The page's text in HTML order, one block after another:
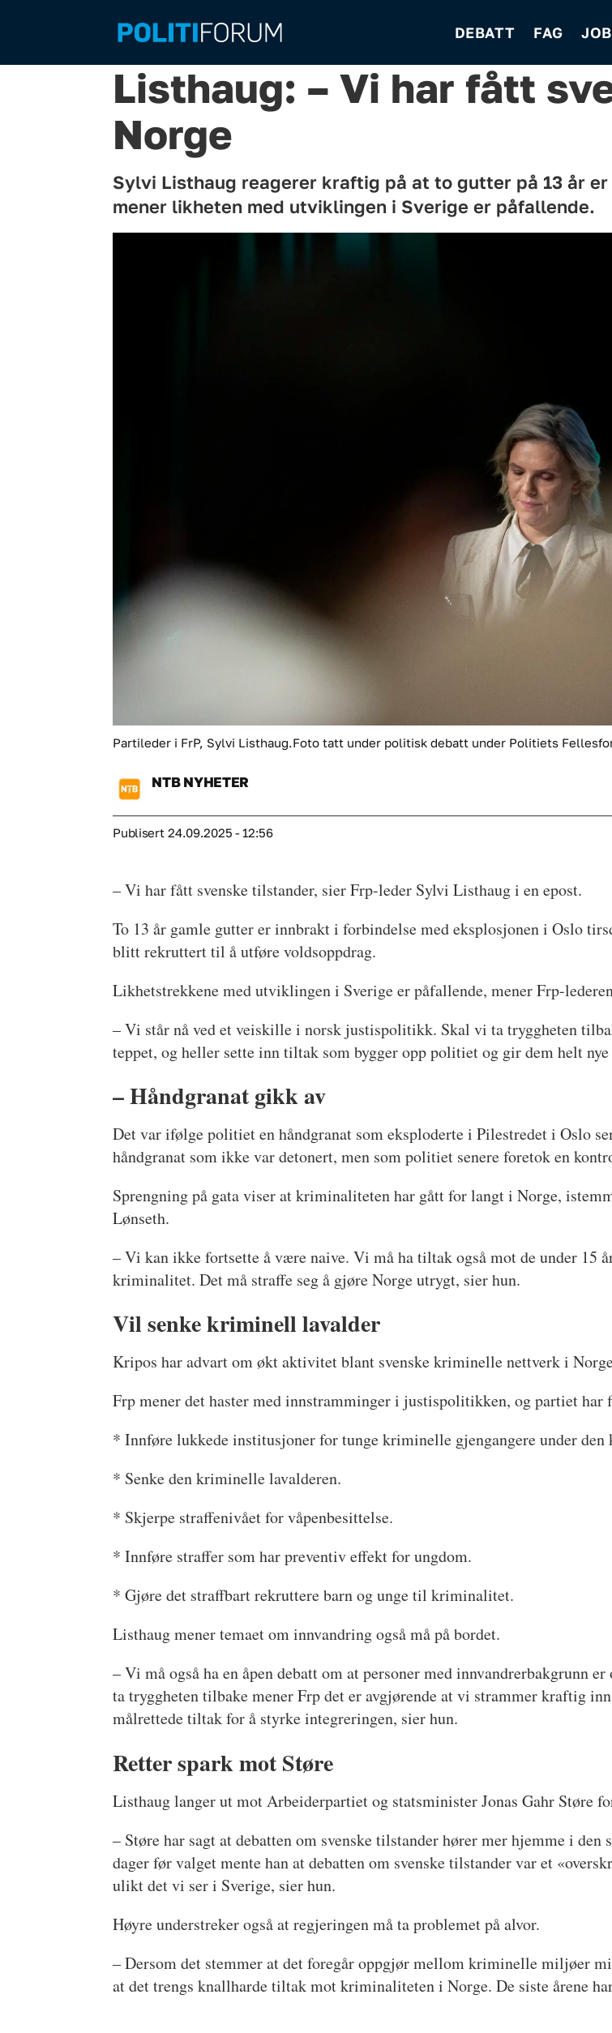
DEBATT FAG
Listhaug: – Vi har fått
Norge
Sylvi Listhaug reagerer kraftig på at to gutter på 13 år
mener likheten med utviklingen i Sverige er påfallende.
Partileder i FrP, Sylvi Listhaug.Foto tatt under politisk debatt under Politiets
NTB NYHETER
Publisert 24.09.2025 - 12:56
– Vi har fått svenske tilstander, sier Frp-leder Sylvi Listhaug i en epost.
To 13 år gamle gutter er innbrakt i forbindelse med eksplosjonen i Oslo
blitt rekruttert til å utføre voldsoppdrag.
Likhetstrekkene med utviklingen i Sverige er påfallende, mener Frp-
– Vi står nå ved et veiskille i norsk justispolitikk. Skal vi ta tryggheten
teppet, og heller sette inn tiltak som bygger opp politiet og gir dem helt
– Håndgranat gikk av
Det var ifølge politiet en håndgranat som eksploderte i Pilestredet i Oslo
håndgranat som ikke var detonert, men som politiet senere foretok en
Sprengning på gata viser at kriminaliteten har gått for langt i Norge,
Lønseth.
– Vi kan ikke fortsette å være naive. Vi må ha tiltak også mot de under 15
kriminalitet. Det må straffe seg å gjøre Norge utrygt, sier hun.
Vil senke kriminell lavalder
Kripos har advart om økt aktivitet blant svenske kriminelle nettverk i
Frp mener det haster med innstramminger i justispolitikken, og partiet har
* Innføre lukkede institusjoner for tunge kriminelle gjengangere under
* Senke den kriminelle lavalderen.
* Skjerpe straffenivået for våpenbesittelse.
* Innføre straffer som har preventiv effekt for ungdom.
* Gjøre det straffbart rekruttere barn og unge til kriminalitet.
Listhaug mener temaet om innvandring også må på bordet.
– Vi må også ha en åpen debatt om at personer med innvandrerbakgrunn
ta tryggheten tilbake mener Frp det er avgjørende at vi strammer kraftig
målrettede tiltak for å styrke integreringen, sier hun.
Retter spark mot Støre
Listhaug langer ut mot Arbeiderpartiet og statsminister Jonas Gahr Støre
– Støre har sagt at debatten om svenske tilstander hører mer hjemme i
dager før valget mente han at debatten om svenske tilstander var et
ulikt det vi ser i Sverige, sier hun.
Høyre understreker også at regjeringen må ta problemet på alvor.
– Dersom det stemmer at det foregår oppgjør mellom kriminelle miljøer
at det trengs knallharde tiltak mot kriminaliteten i Norge. De siste årene